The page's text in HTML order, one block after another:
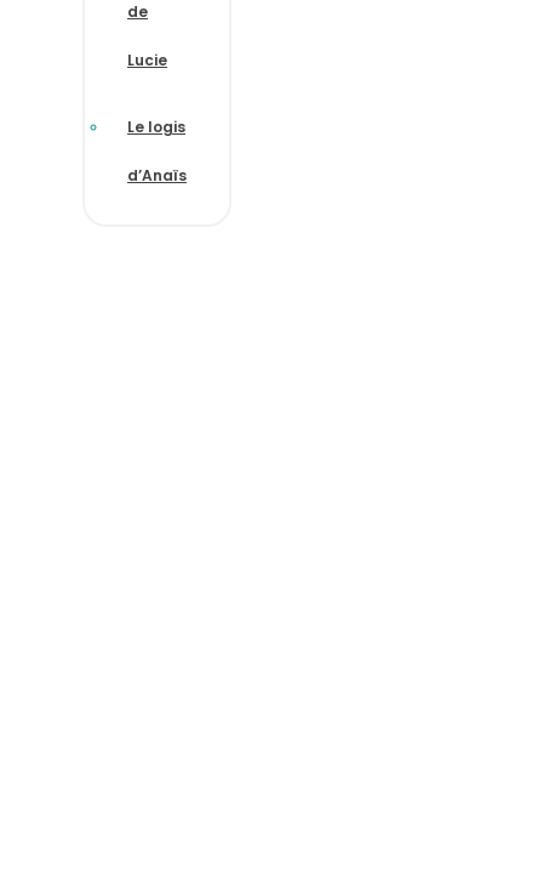
de
Lucie
Le logis
d’Anaïs